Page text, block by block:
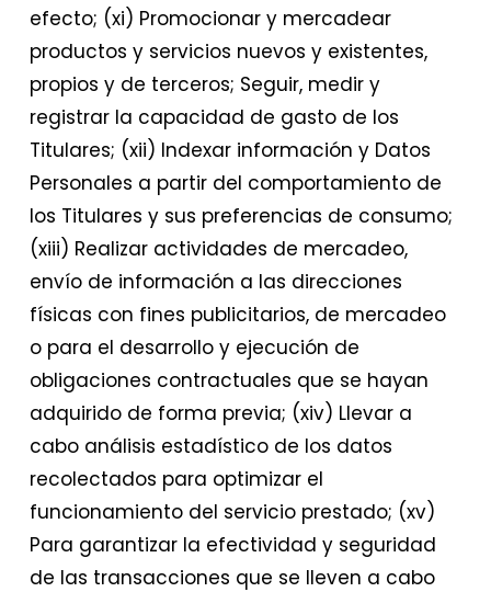
efecto; (xi) Promocionar y mercadear
productos y servicios nuevos y existentes,
propios y de terceros; Seguir, medir y
registrar la capacidad de gasto de los
Titulares; (xii) Indexar información y Datos
Personales a partir del comportamiento de
los Titulares y sus preferencias de consumo;
(xiii) Realizar actividades de mercadeo,
envío de información a las direcciones
físicas con fines publicitarios, de mercadeo
o para el desarrollo y ejecución de
obligaciones contractuales que se hayan
adquirido de forma previa; (xiv) Llevar a
cabo análisis estadístico de los datos
recolectados para optimizar el
funcionamiento del servicio prestado; (xv)
Para garantizar la efectividad y seguridad
de las transacciones que se lleven a cabo